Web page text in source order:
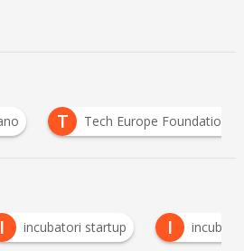
T Tech Europe Foundation U
incubatori startup incubatori